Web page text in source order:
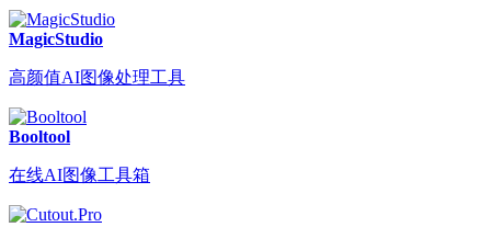
MagicStudio
高颜值AI图像处理工具
Booltool
在线AI图像工具箱